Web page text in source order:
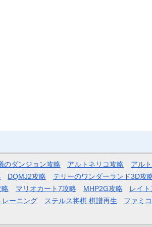
のダンジョン攻略 アルトネリコ攻略 アル
DQMJ2攻略 テリーのワンダーランド3D攻
略 マリオカート7攻略 MHP2G攻略 レイ
レーニング ステルス将棋 棋譜再生 ファミ